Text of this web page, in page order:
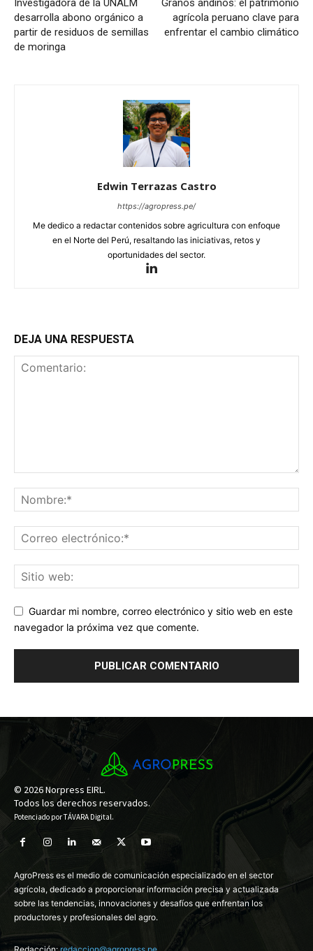
Investigadora de la UNALM
desarrolla abono orgánico a
partir de residuos de semillas
de moringa
Granos andinos: el patrimonio
agrícola peruano clave para
enfrentar el cambio climático
Edwin Terrazas Castro
https://agropress.pe/
Me dedico a redactar contenidos sobre agricultura con enfoque
en el Norte del Perú, resaltando las iniciativas, retos y
oportunidades del sector.
DEJA UNA RESPUESTA
Guardar mi nombre, correo electrónico y sitio web en este
navegador la próxima vez que comente.
© 2026 Norpress EIRL.
Todos los derechos reservados.
Potenciado porTÁVARA Digital.
AgroPress es el medio de comunicación especializado en el sector
agrícola, dedicado a proporcionar información precisa y actualizada
sobre las tendencias, innovaciones y desafíos que enfrentan los
productores y profesionales del agro.